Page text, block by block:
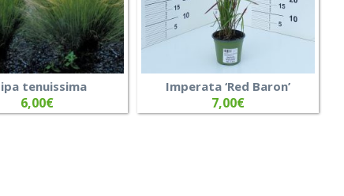
tenuissima
6,00€
Imperata ‘Red Baron’
7,00€